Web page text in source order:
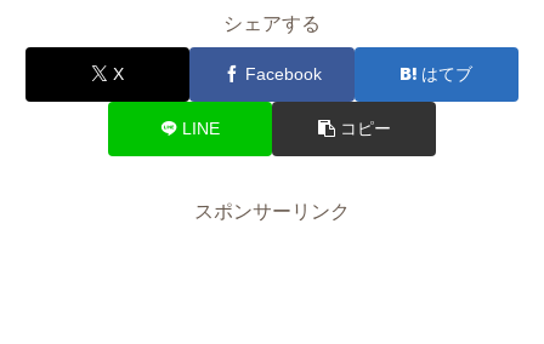
シェアする
X Facebook はてブ
LINE コピー
スポンサーリンク